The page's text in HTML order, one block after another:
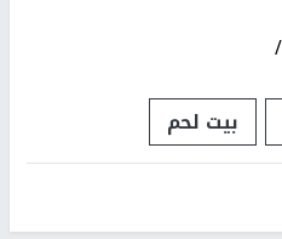
بيت لحم